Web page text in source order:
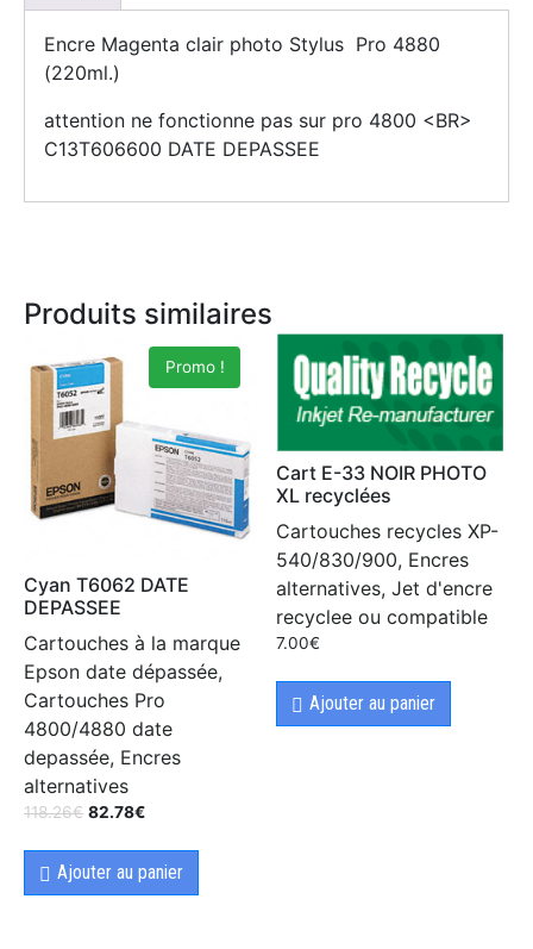
Encre Magenta clair photo Stylus Pro 4880
(220ml.)
attention ne fonctionne pas sur pro 4800 <BR>
C13T606600 DATE DEPASSEE
Produits similaires
Promo !
Cyan T6062 DATE
DEPASSEE
Cartouches à la marque
Epson date dépassée,
Cartouches Pro
4800/4880 date
depassée, Encres
alternatives
118.26€ 82.78€
Ajouter au panier
Cart E-33 NOIR PHOTO
XL recyclées
Cartouches recycles XP-
540/830/900, Encres
alternatives, Jet d'encre
recyclee ou compatible
7.00€
Ajouter au panier